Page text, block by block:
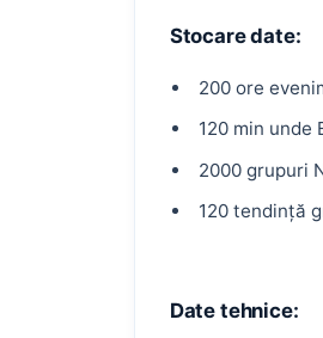
Stocare date:
200 ore
120 min unde
2000 grupuri
120 tendință
Date tehnice: